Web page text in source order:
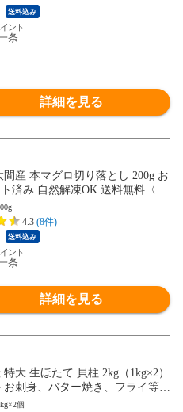
料 海鮮丼 お刺身 手巻き寿司 [[海
]
送料込み
条
詳細を見る
間産 本マグロ切り落とし 200g お
済み 自然解凍OK 送料無料〈om
間産本鮪切り落とし]
4.3 (8件)
送料込み
条
詳細を見る
大 生ほたて 貝柱 2kg（1kg×2）
お刺身、バター焼き、フライ等に
大ホタテ1kg-2p]
個